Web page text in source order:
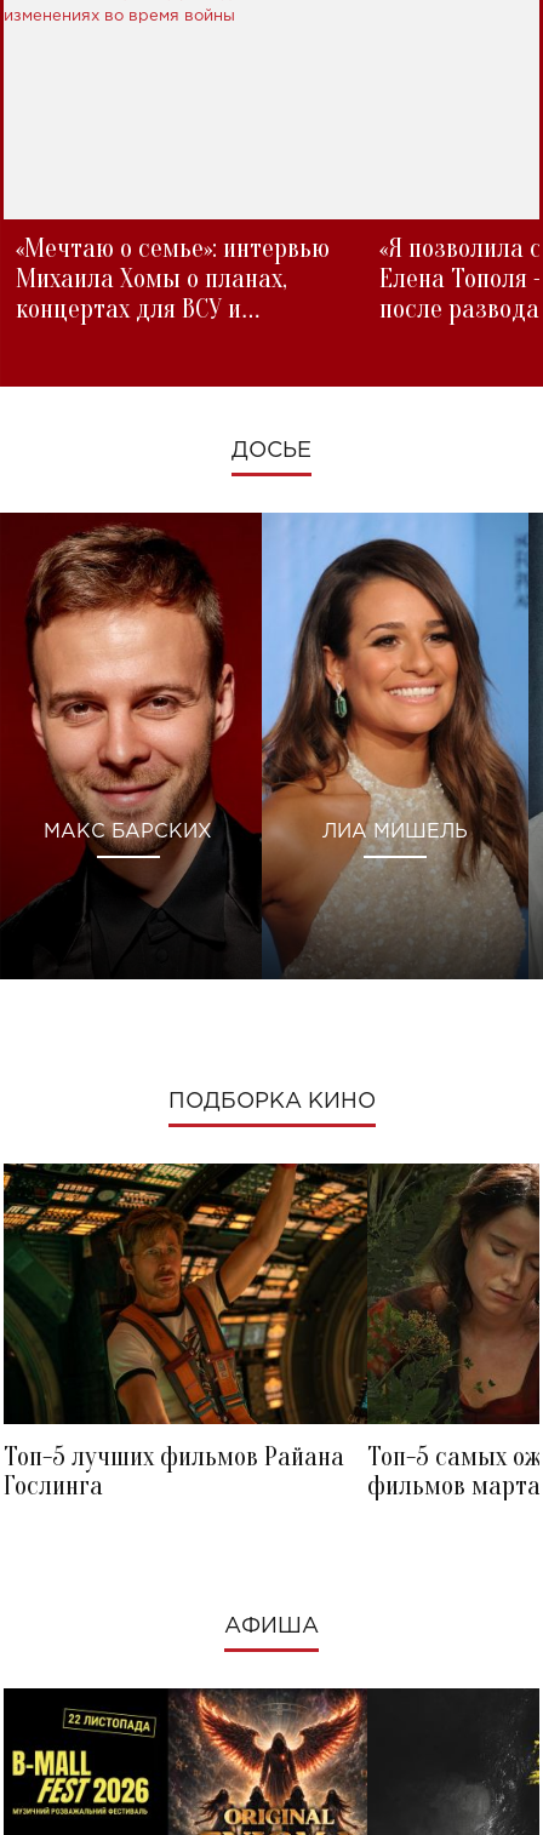
«Мечтаю о семье»: интервью
Михаила Хомы о планах,
концертах для ВСУ и
«Я позволила
Елена Тополя
после развода
ДОСЬЕ
МАКС БАРСКИХ ЛИА МИШЕЛЬ
ПОДБОРКА КИНО
Топ-5 лучших фильмов Райана
Гослинга
Топ-5 самых
фильмов
АФИША